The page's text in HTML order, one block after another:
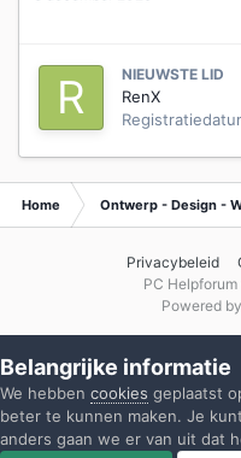
NIEUWSTE LID
RenX
Home Ontwerp - Design -
Privacybeleid
PC
Powered
Belangrijke informatie
We hebben cookies geplaatst
beter te kunnen maken. Je kunt
anders gaan we er van uit dat